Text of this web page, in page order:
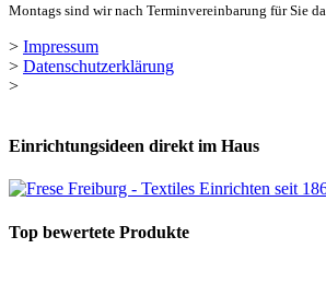
Montags sind wir nach Terminvereinbarung für Sie da.
> Impressum
> Datenschutzerklärung
>
Einrichtungsideen direkt im Haus
Top bewertete Produkte